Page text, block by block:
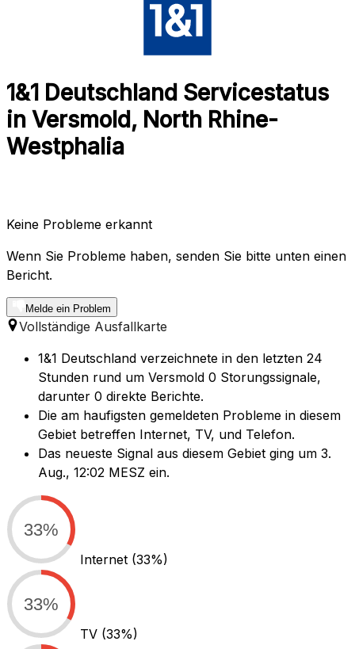
1&1 Deutschland Servicestatus
in Versmold, North Rhine-
Westphalia
Keine Probleme erkannt
Wenn Sie Probleme haben, senden Sie bitte unten einen
Bericht.
Melde ein Problem
Vollständige Ausfallkarte
1&1 Deutschland verzeichnete in den letzten 24
Stunden rund um Versmold 0 Storungssignale,
darunter 0 direkte Berichte.
Die am haufigsten gemeldeten Probleme in diesem
Gebiet betreffen Internet, TV, und Telefon.
Das neueste Signal aus diesem Gebiet ging um 3.
Aug., 12:02 MESZ ein.
33%
Internet (33%)
33%
TV (33%)